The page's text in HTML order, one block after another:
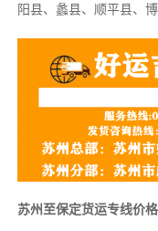
阳县、蠡县、顺平县、
苏州至保定货运专线价